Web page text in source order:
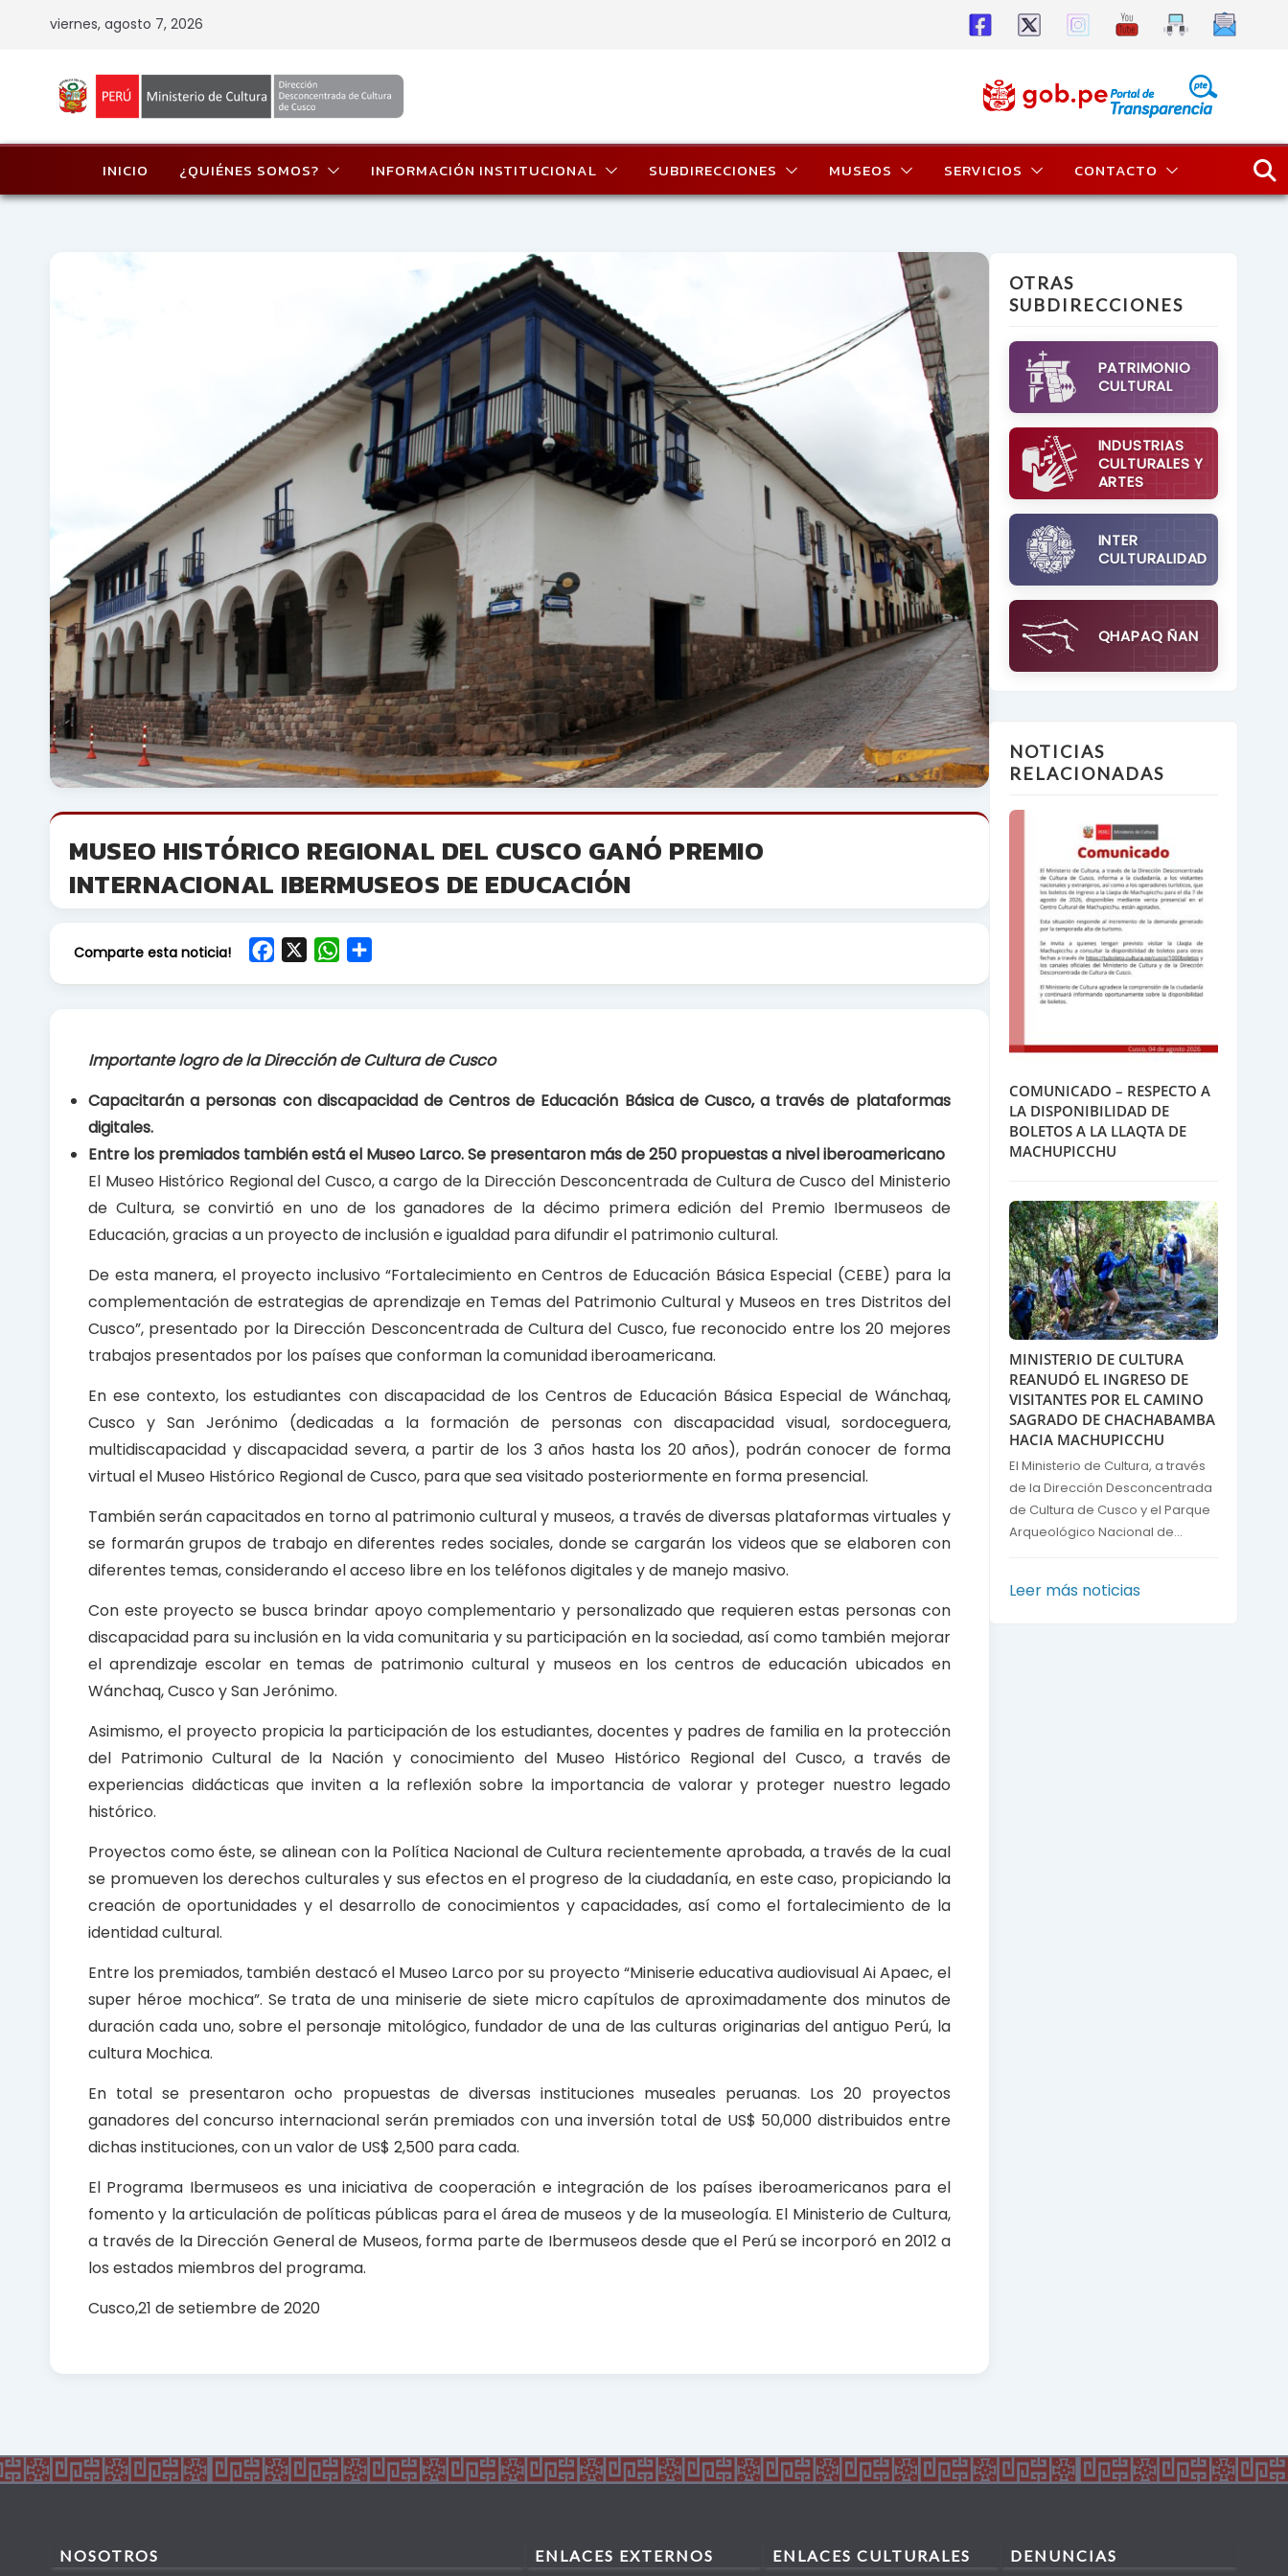
viernes, agosto 7, 2026
INICIO ¿QUIÉNES SOMOS? INFORMACIÓN INSTITUCIONAL SUBDIRECCIONES MUSEOS SERVICIOS CONTACTO
MUSEO HISTÓRICO REGIONAL DEL CUSCO GANÓ PREMIO
INTERNACIONAL IBERMUSEOS DE EDUCACIÓN
Comparte esta noticia!
b
o
o
W
A
p
Importante logro de la Dirección de Cultura de Cusco
Capacitarán a personas con discapacidad de Centros de Educación Básica de Cusco, a través de plataformas
digitales.
Entre los premiados también está el Museo Larco. Se presentaron más de 250 propuestas a nivel iberoamericano
El Museo Histórico Regional del Cusco, a cargo de la Dirección Desconcentrada de Cultura de Cusco del Ministerio
de Cultura, se convirtió en uno de los ganadores de la décimo primera edición del Premio Ibermuseos de
Educación, gracias a un proyecto de inclusión e igualdad para difundir el patrimonio cultural.
De esta manera, el proyecto inclusivo “Fortalecimiento en Centros de Educación Básica Especial (CEBE) para la
complementación de estrategias de aprendizaje en Temas del Patrimonio Cultural y Museos en tres Distritos del
Cusco”, presentado por la Dirección Desconcentrada de Cultura del Cusco, fue reconocido entre los 20 mejores
trabajos presentados por los países que conforman la comunidad iberoamericana.
En ese contexto, los estudiantes con discapacidad de los Centros de Educación Básica Especial de Wánchaq,
Cusco y San Jerónimo (dedicadas a la formación de personas con discapacidad visual, sordoceguera,
multidiscapacidad y discapacidad severa, a partir de los 3 años hasta los 20 años), podrán conocer de forma
virtual el Museo Histórico Regional de Cusco, para que sea visitado posteriormente en forma presencial.
También serán capacitados en torno al patrimonio cultural y museos, a través de diversas plataformas virtuales y
se formarán grupos de trabajo en diferentes redes sociales, donde se cargarán los videos que se elaboren con
diferentes temas, considerando el acceso libre en los teléfonos digitales y de manejo masivo.
Con este proyecto se busca brindar apoyo complementario y personalizado que requieren estas personas con
discapacidad para su inclusión en la vida comunitaria y su participación en la sociedad, así como también mejorar
el aprendizaje escolar en temas de patrimonio cultural y museos en los centros de educación ubicados en
Wánchaq, Cusco y San Jerónimo.
Asimismo, el proyecto propicia la participación de los estudiantes, docentes y padres de familia en la protección
del Patrimonio Cultural de la Nación y conocimiento del Museo Histórico Regional del Cusco, a través de
experiencias didácticas que inviten a la reflexión sobre la importancia de valorar y proteger nuestro legado
histórico.
Proyectos como éste, se alinean con la Política Nacional de Cultura recientemente aprobada, a través de la cual
se promueven los derechos culturales y sus efectos en el progreso de la ciudadanía, en este caso, propiciando la
creación de oportunidades y el desarrollo de conocimientos y capacidades, así como el fortalecimiento de la
identidad cultural.
Entre los premiados, también destacó el Museo Larco por su proyecto “Miniserie educativa audiovisual Ai Apaec, el
super héroe mochica”. Se trata de una miniserie de siete micro capítulos de aproximadamente dos minutos de
duración cada uno, sobre el personaje mitológico, fundador de una de las culturas originarias del antiguo Perú, la
cultura Mochica.
En total se presentaron ocho propuestas de diversas instituciones museales peruanas. Los 20 proyectos
ganadores del concurso internacional serán premiados con una inversión total de US$ 50,000 distribuidos entre
dichas instituciones, con un valor de US$ 2,500 para cada.
El Programa Ibermuseos es una iniciativa de cooperación e integración de los países iberoamericanos para el
fomento y la articulación de políticas públicas para el área de museos y de la museología. El Ministerio de Cultura,
a través de la Dirección General de Museos, forma parte de Ibermuseos desde que el Perú se incorporó en 2012 a
los estados miembros del programa.
Cusco,21 de setiembre de 2020
OTRAS
SUBDIRECCIONES
PATRIMONIO
CULTURAL
INDUSTRIAS
CULTURALES Y
ARTES
INTER
CULTURALIDAD
QHAPAQ ÑAN
NOTICIAS
RELACIONADAS
COMUNICADO – RESPECTO A
LA DISPONIBILIDAD DE
BOLETOS A LA LLAQTA DE
MACHUPICCHU
MINISTERIO DE CULTURA
REANUDÓ EL INGRESO DE
VISITANTES POR EL CAMINO
SAGRADO DE CHACHABAMBA
HACIA MACHUPICCHU
El Ministerio de Cultura, a través
de la Dirección Desconcentrada
de Cultura de Cusco y el Parque
Arqueológico Nacional de...
Leer más noticias
NOSOTROS ENLACES EXTERNOS ENLACES CULTURALES DENUNCIAS